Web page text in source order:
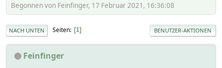
Begonnen von Feinfinger, 17 Februar 2021, 16:36:08
NACH UNTEN Seiten 1 BENUTZER-AKTIONEN
Feinfinger